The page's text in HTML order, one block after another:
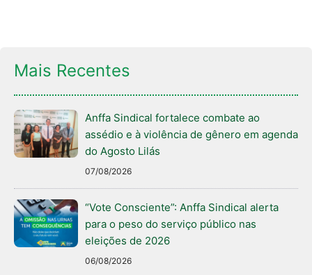
Mais Recentes
Anffa Sindical fortalece combate ao
assédio e à violência de gênero em agenda
do Agosto Lilás
07/08/2026
“Vote Consciente”: Anffa Sindical alerta
para o peso do serviço público nas
eleições de 2026
06/08/2026